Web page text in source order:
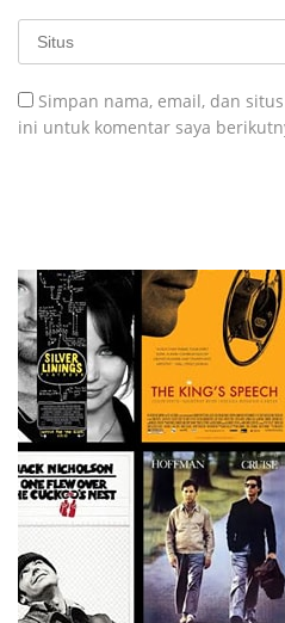
Simpan nama, email, dan
ini untuk komentar saya